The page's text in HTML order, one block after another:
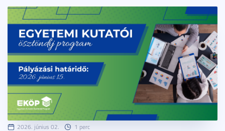
2026. június 02. 1 perc